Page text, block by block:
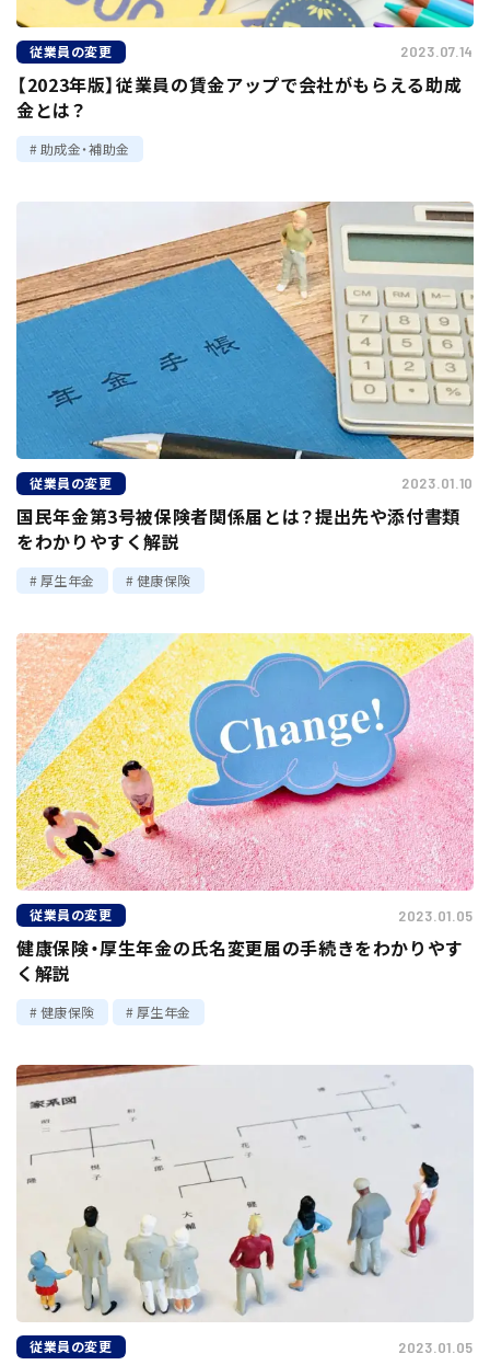
従業員の変更 2023.07.14
【2023年版】従業員の賃金アップで会社がもらえる助成
金とは？
助成金・補助金
従業員の変更 2023.01.10
国民年金第3号被保険者関係届とは？提出先や添付書類
をわかりやすく解説
厚生年金 健康保険
従業員の変更 2023.01.05
健康保険・厚生年金の氏名変更届の手続きをわかりやす
く解説
健康保険 厚生年金
従業員の変更 2023.01.05